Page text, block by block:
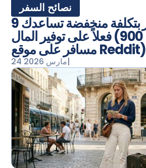
نصائح السفر
9 نصائح للسفر بتكلفة منخفضة تساعدك
فعلاً على توفير المال (وفقًا لأكثر من 900
مسافر على موقع Reddit)
24 مارس 2026|